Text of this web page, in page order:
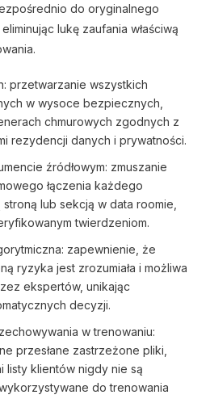
do oryginalnego
lukę zaufania właściwą
przetwarzanie wszystkich
w wysoce bezpiecznych,
chmurowych zgodnych z
rezydencji danych i prywatności.
źródłowym: zmuszanie
łączenia każdego
lub sekcją w data roomie,
twierdzeniom.
zapewnienie, że
ryzyka jest zrozumiała i możliwa
ekspertów, unikając
decyzji.
w trenowaniu:
przesłane zastrzeżone pliki,
listy klientów nigdy nie są
do trenowania